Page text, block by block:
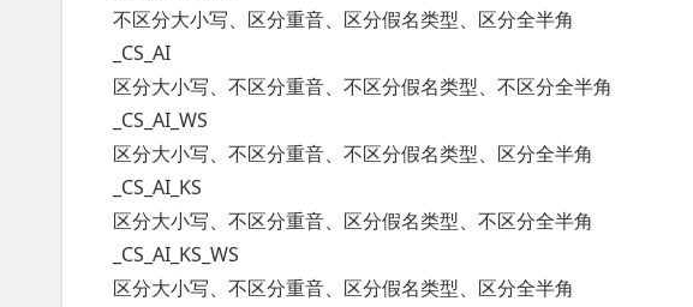
不区分大小写、区分重音、区分假名类型、区分全半角
_CS_AI
区分大小写、不区分重音、不区分假名类型、不区分全半角
_CS_AI_WS
区分大小写、不区分重音、不区分假名类型、区分全半角
_CS_AI_KS
区分大小写、不区分重音、区分假名类型、不区分全半角
_CS_AI_KS_WS
区分大小写、不区分重音、区分假名类型、区分全半角